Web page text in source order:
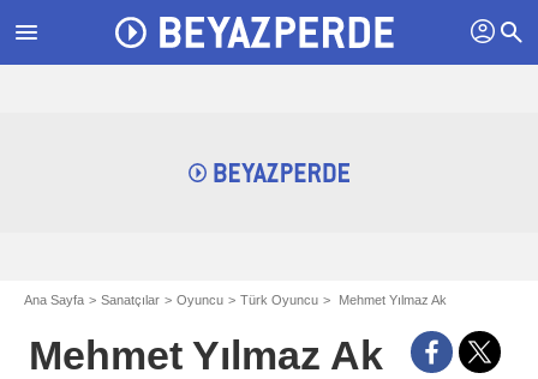
menu profil search
Ana Sayfa Sanatçılar Oyuncu Türk Oyuncu Mehmet Yılmaz Ak
Mehmet Yılmaz Ak